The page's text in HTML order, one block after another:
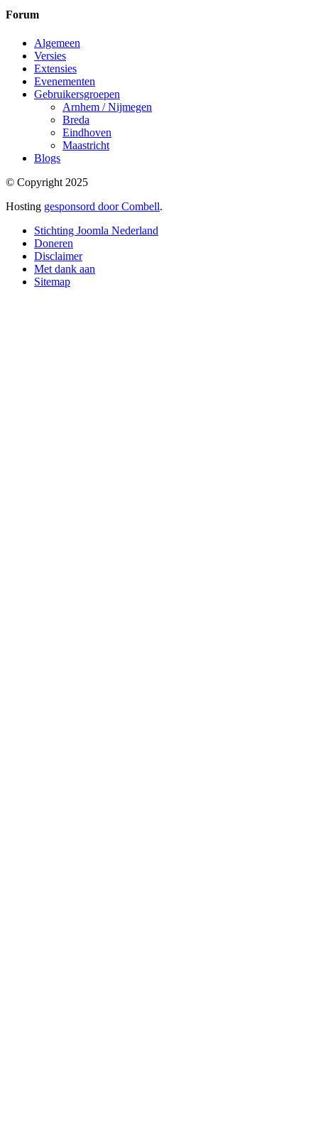
Forum
Algemeen
Versies
Extensies
Evenementen
Gebruikersgroepen
Arnhem / Nijmegen
Breda
Eindhoven
Maastricht
Blogs
© Copyright 2025
Hosting gesponsord door Combell.
Stichting Joomla Nederland
Doneren
Disclaimer
Met dank aan
Sitemap